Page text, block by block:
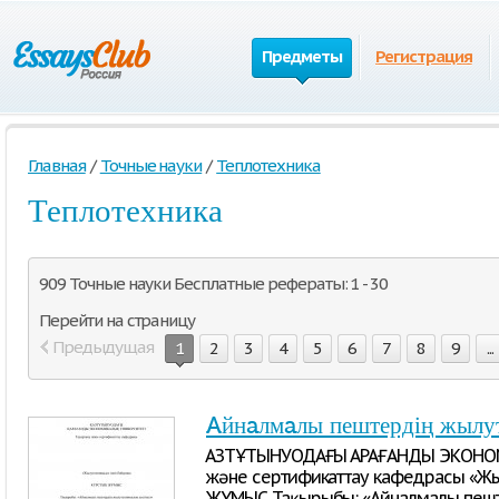
Предметы Регистрация
Главная / Точные науки / Теплотехника
Теплотехника
909 Точные науки Бесплатные рефераты: 1 - 30
Перейти на страницу
Предыдущая
1 2 3 4 5 6 7 8 9 ...
Aйнaлмaлы пештердің
ҚАЗТҰТЫНУОДАҒЫ ҚАРАҒАНДЫ
және сертификаттау кафедрасы